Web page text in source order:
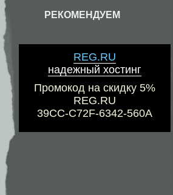
РЕКОМЕНДУЕМ
REG.RU
надежный хостинг
Промокод на скидку 5%
REG.RU
39CC-C72F-6342-560A